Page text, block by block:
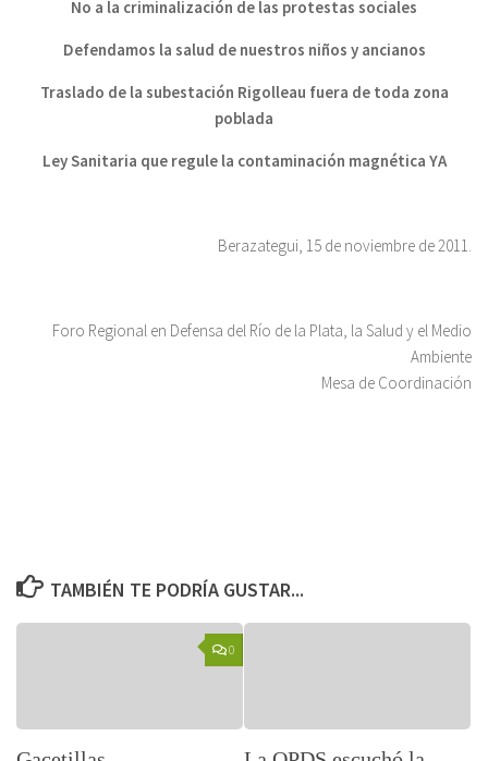
No a la criminalización de las protestas sociales
Defendamos la salud de nuestros niños y ancianos
Traslado de la subestación Rigolleau fuera de toda zona
poblada
Ley Sanitaria que regule la contaminación magnética YA
Berazategui, 15 de noviembre de 2011.
Foro Regional en Defensa del Río de la Plata, la Salud y el Medio
Ambiente
Mesa de Coordinación
TAMBIÉN TE PODRÍA GUSTAR...
0